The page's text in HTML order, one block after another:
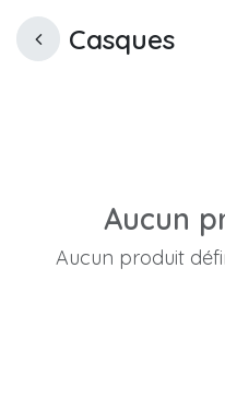
Casques
Aucun
Aucun produit